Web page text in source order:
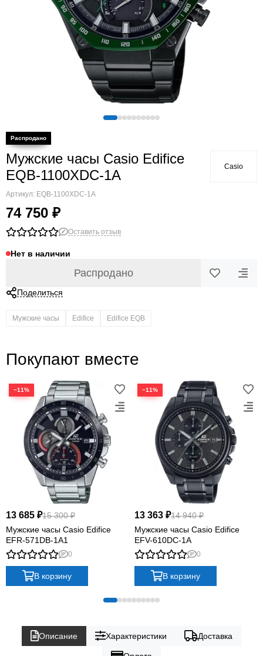
Мужские часы Casio Edifice
EQB-1100XDC-1A
Артикул: EQB-1100XDC-1A
74 750 ₽
Casio
Оставить отзыв
Нет в наличии
Распродано
Поделиться
Мужские часы Edifice Edifice EQB
Покупают вместе
−11%
13 685 ₽15 300 ₽
Мужские часы Casio Edifice
EFR-571DB-1A1
0
В корзину
−11%
13 363 ₽14 940 ₽
Мужские часы Casio Edifice
EFV-610DC-1A
0
В корзину
Описание Характеристики Доставка